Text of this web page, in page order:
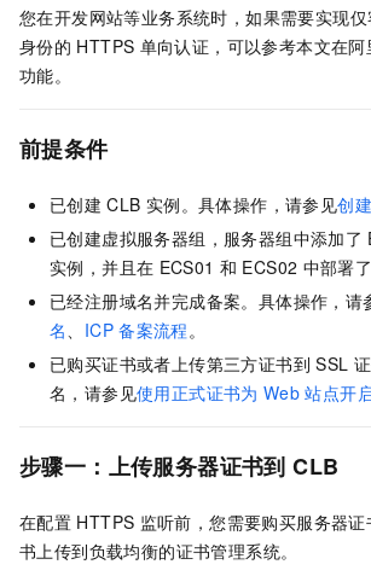
您在开发网站等业务系统时，如果需要实现
身份的 HTTPS 单向认证，可以参考本文在阿
功能。
前提条件
已创建 CLB 实例。具体操作，请参见创
已创建虚拟服务器组，服务器组中添加了
实例，并且在 ECS01 和 ECS02 中部署
已经注册域名并完成备案。具体操作，请
名、 ICP 备案流程。
已购买证书或者上传第三方证书到 SSL
名，请参见使用正式证书为 Web 站点开
步骤一：上传服务器证书到 CLB
在配置 HTTPS 监听前，您需要购买服务器
书上传到负载均衡的证书管理系统。